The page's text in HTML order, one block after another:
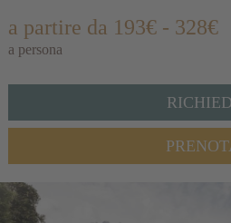
a partire da 193€ - 328€
a persona